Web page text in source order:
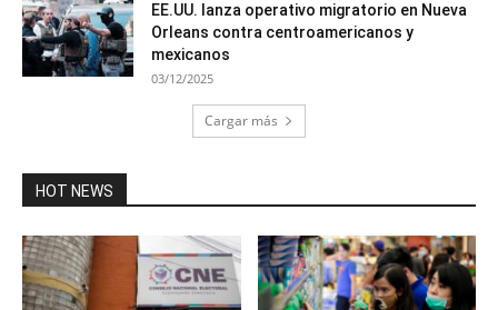
EE.UU. lanza operativo migratorio en Nueva
Orleans contra centroamericanos y
mexicanos
03/12/2025
Cargar más
HOT NEWS